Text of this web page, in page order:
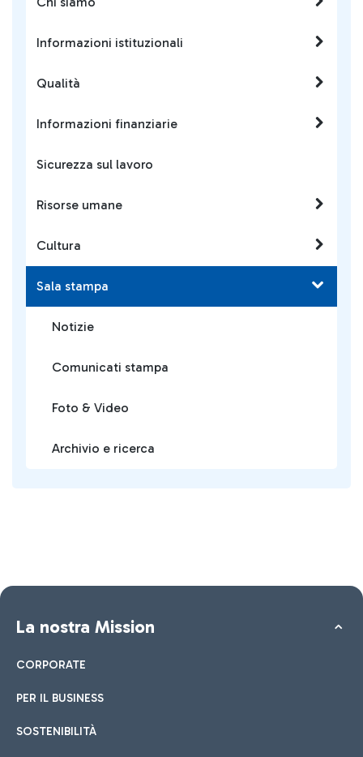
Informazioni istituzionali
Qualità
Informazioni finanziarie
Sicurezza sul lavoro
Risorse umane
Cultura
Sala stampa
Notizie
Comunicati stampa
Foto & Video
Archivio e ricerca
La nostra Mission
CORPORATE
PER IL BUSINESS
SOSTENIBILITÀ